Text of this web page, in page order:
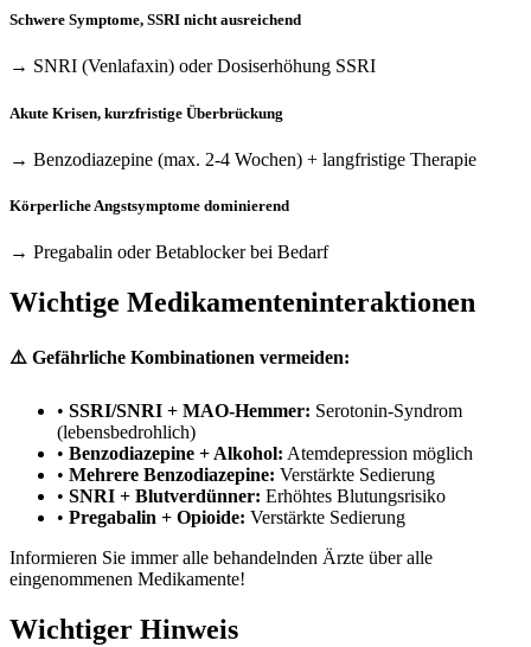
Schwere Symptome, SSRI nicht ausreichend
→ SNRI (Venlafaxin) oder Dosiserhöhung SSRI
Akute Krisen, kurzfristige Überbrückung
→ Benzodiazepine (max. 2-4 Wochen) + langfristige Therapie
Körperliche Angstsymptome dominierend
→ Pregabalin oder Betablocker bei Bedarf
Wichtige Medikamenteninteraktionen
⚠️ Gefährliche Kombinationen vermeiden:
• SSRI/SNRI + MAO-Hemmer: Serotonin-Syndrom
(lebensbedrohlich)
• Benzodiazepine + Alkohol: Atemdepression möglich
• Mehrere Benzodiazepine: Verstärkte Sedierung
• SNRI + Blutverdünner: Erhöhtes Blutungsrisiko
• Pregabalin + Opioide: Verstärkte Sedierung
Informieren Sie immer alle behandelnden Ärzte über alle
eingenommenen Medikamente!
Wichtiger Hinweis